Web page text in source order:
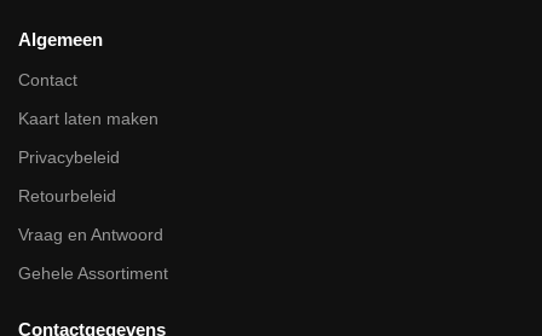
Algemeen
Contact
Kaart laten maken
Privacybeleid
Retourbeleid
Vraag en Antwoord
Gehele Assortiment
Contactgegevens